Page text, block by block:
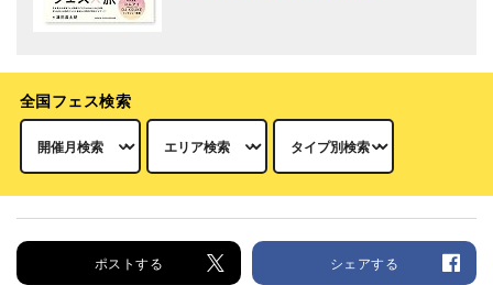
全国フェス検索
ポストする シェアする